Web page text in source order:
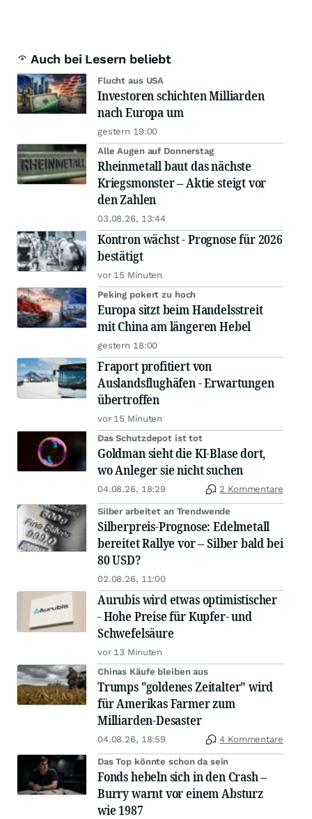
Auch bei Lesern beliebt
Flucht aus USA
Investoren schichten Milliarden
nach Europa um
gestern 19:00
Alle Augen auf Donnerstag
Rheinmetall baut das nächste
Kriegsmonster – Aktie steigt vor
den Zahlen
03.08.26, 13:44
Kontron wächst - Prognose für 2026
bestätigt
vor 15 Minuten
Peking pokert zu hoch
Europa sitzt beim Handelsstreit
mit China am längeren Hebel
gestern 18:00
Fraport profitiert von
Auslandsflughäfen - Erwartungen
übertroffen
vor 15 Minuten
Das Schutzdepot ist tot
Goldman sieht die KI-Blase dort,
wo Anleger sie nicht suchen
04.08.26, 18:29 2 Kommentare
Silber arbeitet an Trendwende
Silberpreis-Prognose: Edelmetall
bereitet Rallye vor – Silber bald bei
80 USD?
02.08.26, 11:00
Aurubis wird etwas optimistischer
- Hohe Preise für Kupfer- und
Schwefelsäure
vor 13 Minuten
Chinas Käufe bleiben aus
Trumps "goldenes Zeitalter" wird
für Amerikas Farmer zum
Milliarden-Desaster
04.08.26, 18:59 4 Kommentare
Das Top könnte schon da sein
Fonds hebeln sich in den Crash –
Burry warnt vor einem Absturz
wie 1987